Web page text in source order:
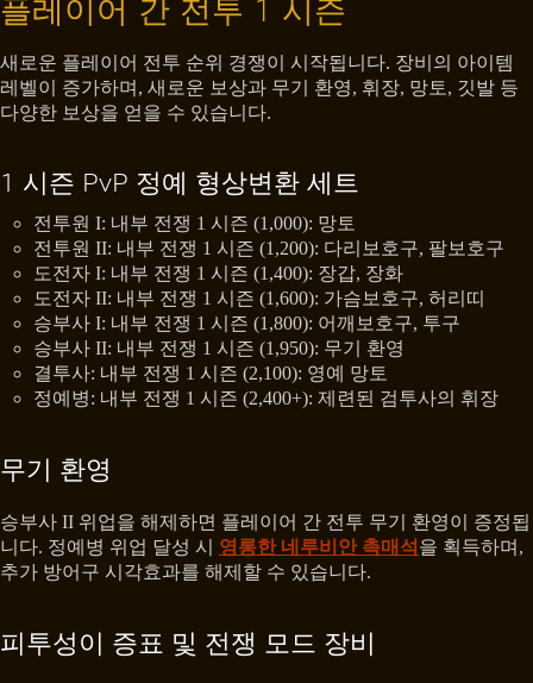
플레이어 간 전투 1 시즌
새로운 플레이어 전투 순위 경쟁이 시작됩니다. 장비의 아이템
레벨이 증가하며, 새로운 보상과 무기 환영, 휘장, 망토, 깃발 등
다양한 보상을 얻을 수 있습니다.
1 시즌 PvP 정예 형상변환 세트
전투원 I: 내부 전쟁 1 시즌 (1,000): 망토
전투원 II: 내부 전쟁 1 시즌 (1,200): 다리보호구, 팔보호구
도전자 I: 내부 전쟁 1 시즌 (1,400): 장갑, 장화
도전자 II: 내부 전쟁 1 시즌 (1,600): 가슴보호구, 허리띠
승부사 I: 내부 전쟁 1 시즌 (1,800): 어깨보호구, 투구
승부사 II: 내부 전쟁 1 시즌 (1,950): 무기 환영
결투사: 내부 전쟁 1 시즌 (2,100): 영예 망토
정예병: 내부 전쟁 1 시즌 (2,400+): 제련된 검투사의 휘장
무기 환영
승부사 II 위업을 해제하면 플레이어 간 전투 무기 환영이 증정됩
니다. 정예병 위업 달성 시 영롱한 네루비안 촉매석 을 획득하며,
추가 방어구 시각효과를 해제할 수 있습니다.
피투성이 증표 및 전쟁 모드 장비